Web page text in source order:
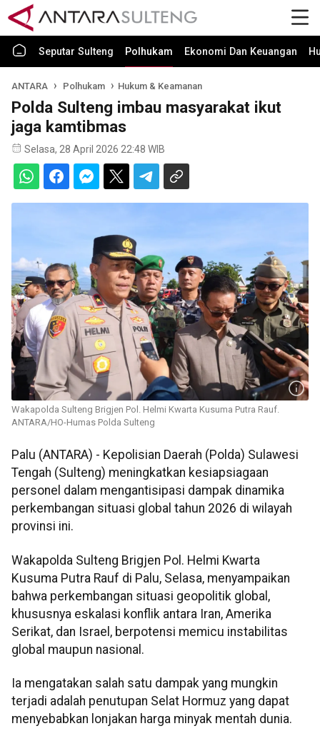
Seputar Sulteng Polhukam Ekonomi Dan Keuangan
ANTARA Polhukam Hukum & Keamanan
Polda Sulteng imbau masyarakat ikut
jaga kamtibmas
Selasa, 28 April 2026 22:48 WIB
Wakapolda Sulteng Brigjen Pol. Helmi Kwarta Kusuma Putra Rauf.
ANTARA/HO-Humas Polda Sulteng
Palu (ANTARA) - Kepolisian Daerah (Polda) Sulawesi
Tengah (Sulteng) meningkatkan kesiapsiagaan
personel dalam mengantisipasi dampak dinamika
perkembangan situasi global tahun 2026 di wilayah
provinsi ini.
Wakapolda Sulteng Brigjen Pol. Helmi Kwarta
Kusuma Putra Rauf di Palu, Selasa, menyampaikan
bahwa perkembangan situasi geopolitik global,
khususnya eskalasi konflik antara Iran, Amerika
Serikat, dan Israel, berpotensi memicu instabilitas
global maupun nasional.
Ia mengatakan salah satu dampak yang mungkin
terjadi adalah penutupan Selat Hormuz yang dapat
menyebabkan lonjakan harga minyak mentah dunia.